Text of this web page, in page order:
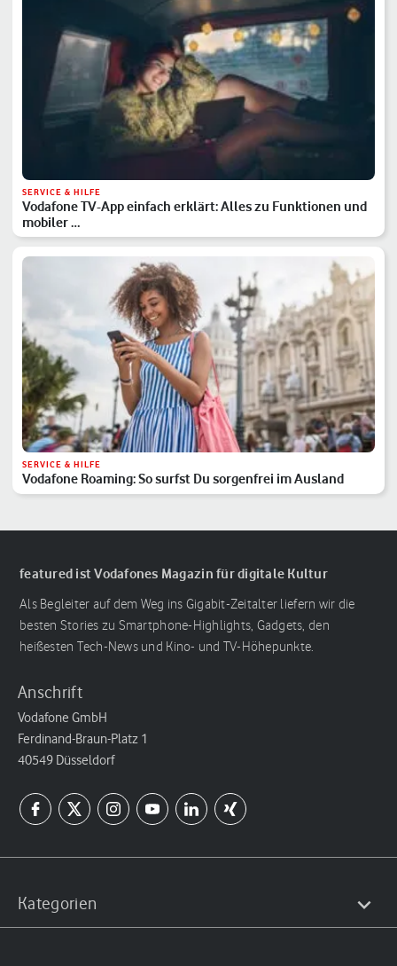
SERVICE & HILFE
Vodafone TV-App einfach erklärt: Alles zu Funktionen und
mobiler …
SERVICE & HILFE
Vodafone Roaming: So surfst Du sorgenfrei im Ausland
featured ist Vodafones Magazin für digitale Kultur
Als Begleiter auf dem Weg ins Gigabit-Zeitalter liefern wir die
besten Stories zu Smartphone-Highlights, Gadgets, den
heißesten Tech-News und Kino- und TV-Höhepunkte.
Anschrift
Vodafone GmbH
Ferdinand-Braun-Platz 1
40549 Düsseldorf
Kategorien